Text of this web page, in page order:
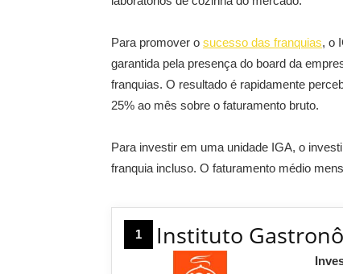
Para promover o sucesso das franquias, o
garantida pela presença do board da
franquias. O resultado é rapidamente
25% ao mês sobre o faturamento bruto.
Para investir em uma unidade IGA, o
franquia incluso. O faturamento médio
1 Instituto